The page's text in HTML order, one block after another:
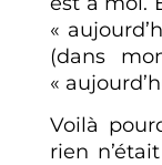
«
(dans
«
Voilà
rien